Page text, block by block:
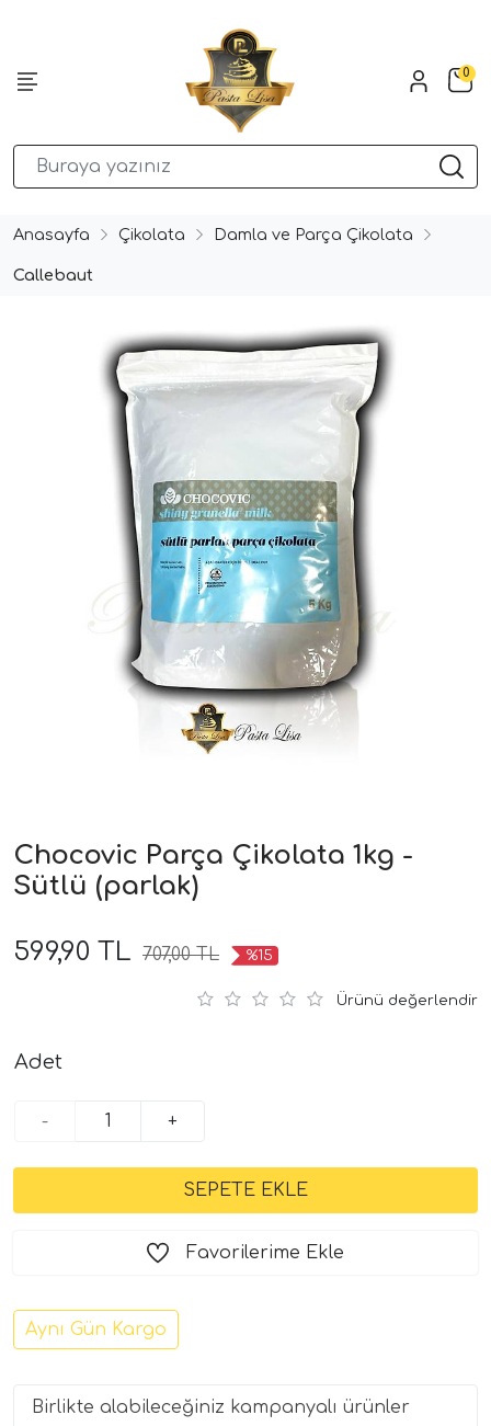
0
Anasayfa Çikolata Damla ve Parça Çikolata
Callebaut
Chocovic Parça Çikolata 1kg -
Sütlü (parlak)
599,90 TL 707,00 TL %15
Ürünü değerlendir
Adet
- +
Favorilerime Ekle
Aynı Gün Kargo
Birlikte alabileceğiniz kampanyalı ürünler